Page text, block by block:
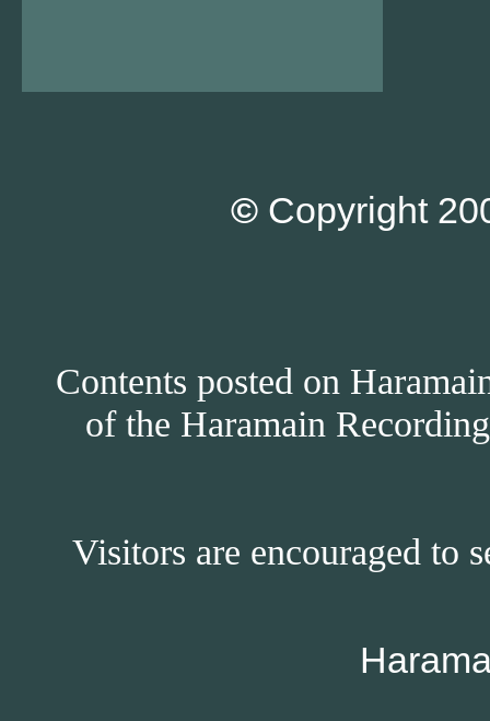
© Copyright
Contents posted on
of the Haramain
Visitors are encouraged to